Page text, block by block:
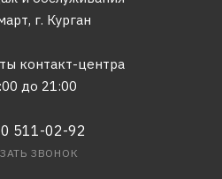
г. Курган
контакт-центра
до 21:00
511-02-92
ЗВОНОК